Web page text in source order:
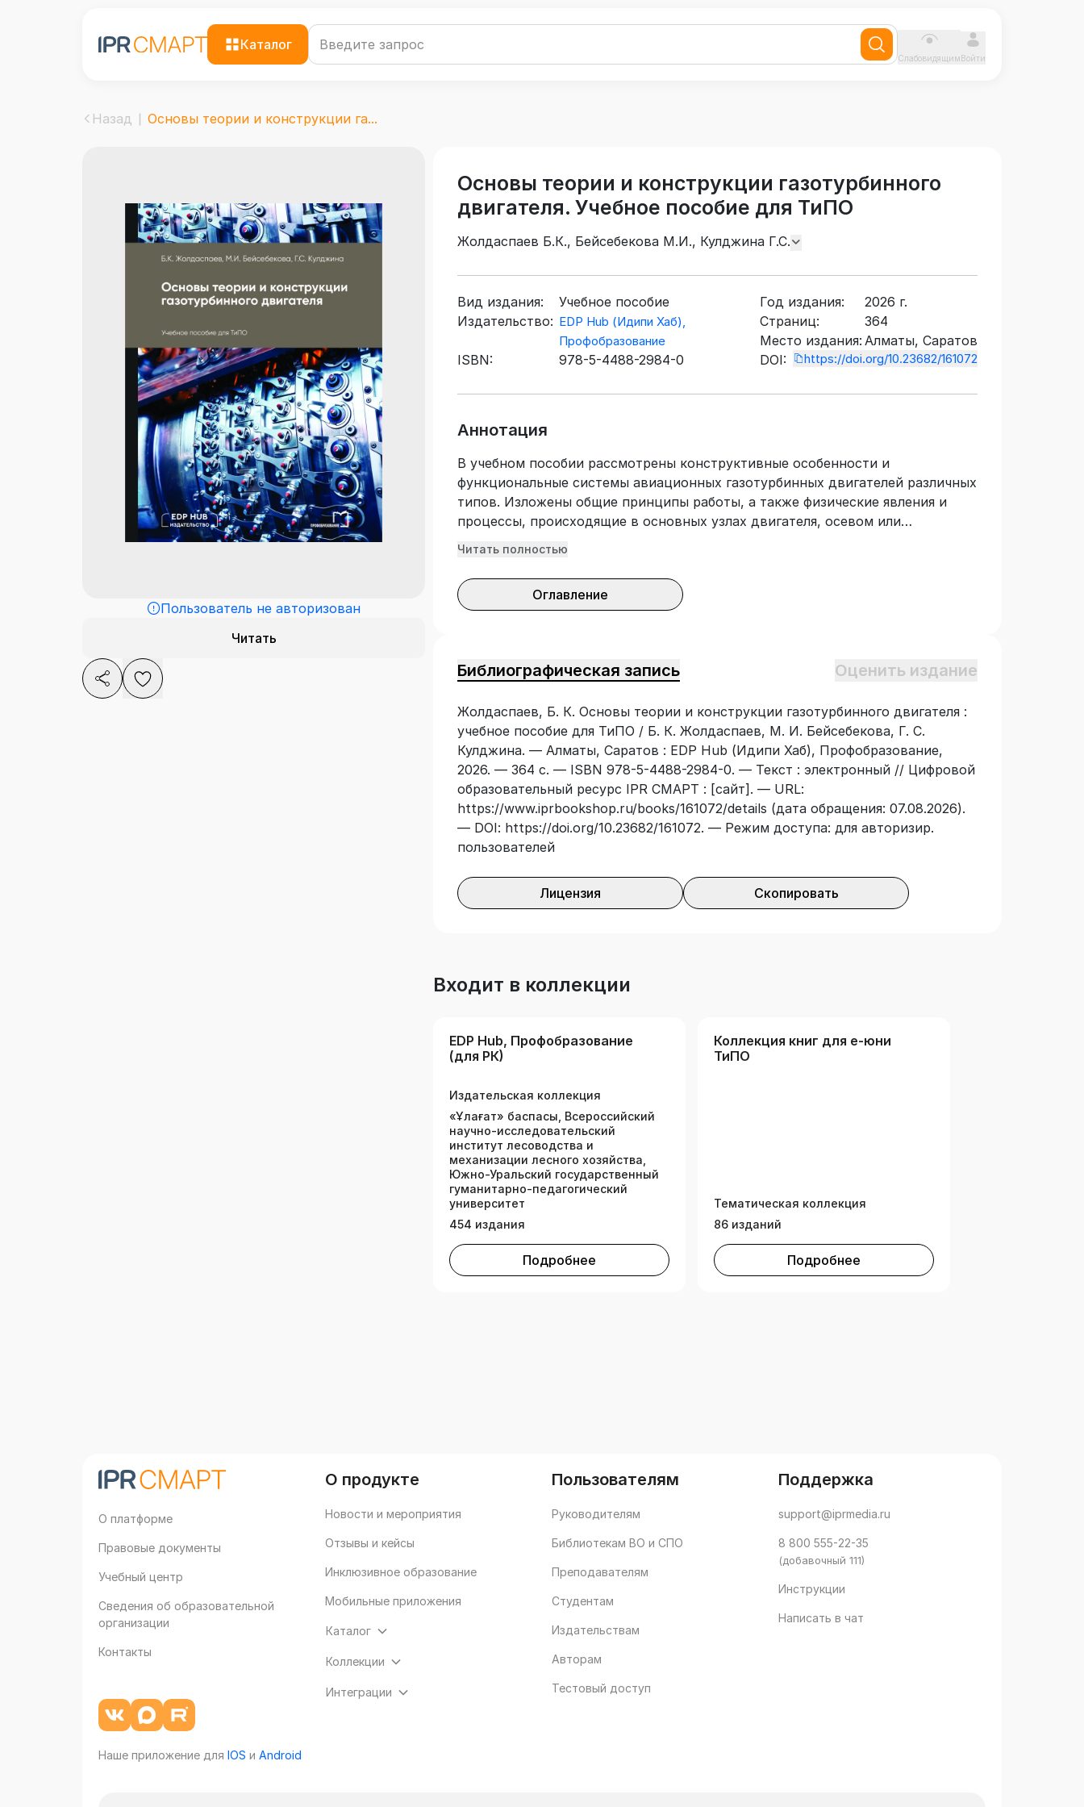
Каталог
СлабовидящимВойти
Назад Основы теории и конструкции га...
Пользователь не авторизован
Читать
Основы теории и конструкции газотурбинного
двигателя. Учебное пособие для ТиПО
Жолдаспаев Б.К., Бейсебекова М.И., Кулджина Г.С.
Вид издания:
Учебное пособие
Издательство: EDP Hub (Идипи Хаб),
Профобразование
ISBN: 978-5-4488-2984-0
Год издания:
2026 г.
Страниц:
364
Место издания: Алматы, Саратов
DOI:
https://doi.org/10.23682/161072
Аннотация
В учебном пособии рассмотрены конструктивные особенности и
функциональные системы авиационных газотурбинных двигателей различных
типов. Изложены общие принципы работы, а также физические явления и
процессы, происходящие в основных узлах двигателя, осевом или
центробежном компрессоре, камере сгорания, турбине и выходном
конструкции авиационной техники, с учетом их эксплуатационных
характеристик и условий работы в составе двигателя. Учебное пособие
Читать полностью
Оглавление
Библиографическая запись Оценить издание
Жолдаспаев, Б. К. Основы теории и конструкции газотурбинного двигателя :
учебное пособие для ТиПО / Б. К. Жолдаспаев, М. И. Бейсебекова, Г. С.
Кулджина. — Алматы, Саратов : EDP Hub (Идипи Хаб), Профобразование,
2026. — 364 с. — ISBN 978-5-4488-2984-0. — Текст : электронный // Цифровой
образовательный ресурс IPR СМАРТ : [сайт]. — URL:
https://www.iprbookshop.ru/books/161072/details (дата обращения: 07.08.2026).
— DOI: https://doi.org/10.23682/161072. — Режим доступа: для авторизир.
пользователей
Лицензия Скопировать
Входит в коллекции
EDP Hub, Профобразование
(для РК)
Издательская коллекция
«Ұлағат» баспасы, Всероссийский
научно-исследовательский
институт лесоводства и
механизации лесного хозяйства,
Южно-Уральский государственный
гуманитарно-педагогический
университет
454 издания
Подробнее
Коллекция книг для е-юни
ТиПО
Тематическая коллекция
86 изданий
Подробнее
О платформе
Правовые документы
Учебный центр
Сведения об образовательной
организации
Контакты
Наше приложение для IOS и Android
О продукте
Новости и мероприятия
Отзывы и кейсы
Инклюзивное образование
Мобильные приложения
Каталог
Коллекции
Интеграции
Пользователям
Руководителям
Библиотекам ВО и СПО
Преподавателям
Студентам
Издательствам
Авторам
Тестовый доступ
Поддержка
support@iprmedia.ru
8 800 555-22-35
(добавочный 111)
Инструкции
Написать в чат